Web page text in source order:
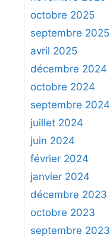
h
e
r
:
octobre 2025
septembre 2025
avril 2025
décembre 2024
octobre 2024
septembre 2024
juillet 2024
juin 2024
février 2024
janvier 2024
décembre 2023
octobre 2023
septembre 2023